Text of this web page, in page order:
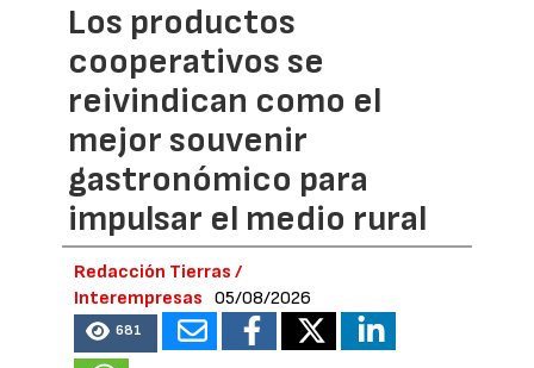
Los productos
cooperativos se
reivindican como el
mejor souvenir
gastronómico para
impulsar el medio rural
Redacción Tierras /
Interempresas
05/08/2026
681